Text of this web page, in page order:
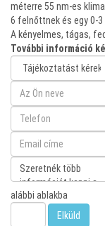
méterre 55 nm-es
6 felnőttnek és egy 0-3
A kényelmes, tágas,
További információ
alábbi ablakba